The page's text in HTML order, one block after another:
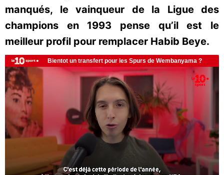
manqués, le vainqueur de la Ligue des
champions en 1993 pense qu’il est le
meilleur profil pour remplacer Habib Beye.